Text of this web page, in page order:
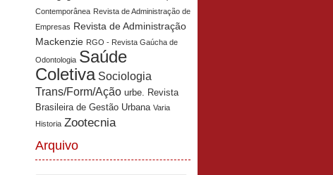
Contemporânea Revista de Administração de
Empresas Revista de Administração
Mackenzie RGO - Revista Gaúcha de
Odontologia Saúde
Coletiva Sociologia
Trans/Form/Ação urbe. Revista
Brasileira de Gestão Urbana Varia
Historia Zootecnia
Arquivo